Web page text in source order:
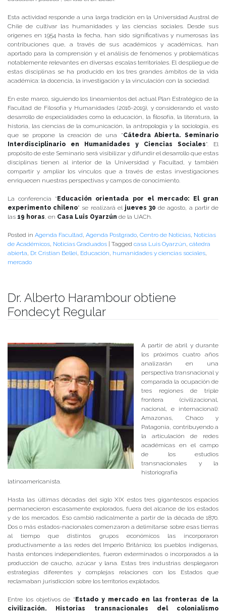
Esta actividad responde a una larga tradición en la Universidad Austral de
Chile de cultivar las humanidades y las ciencias sociales. Desde sus
orígenes en 1954 hasta la fecha, han sido significativas y numerosas las
contribuciones que, a través de sus académicos y académicas, han
aportado para la comprensión y el análisis de fenómenos y problemáticas
notablemente relevantes en diversas escalas territoriales. El despliegue de
estas disciplinas se ha producido en los tres grandes ámbitos de la vida
académica: la docencia, la investigación y la vinculación con la sociedad.
En este marco, siguiendo los lineamientos del actual Plan Estratégico de la
Facultad de Filosofía y Humanidades (2016-2019), y considerando el vasto
desarrollo de especialidades como la educación, la filosofía, la literatura, la
historia, las ciencias de la comunicación, la antropología y la sociología, es
que se propone la creación de una “Cátedra Abierta. Seminario
Interdisciplinario en Humanidades y Ciencias Sociales”. El
propósito de este Seminario será visibilizar y difundir el desarrollo que estas
disciplinas tienen al interior de la Universidad y Facultad, y también
compartir y ampliar los vínculos que a través de estas investigaciones
enriquecen nuestras perspectivas y campos de conocimiento.
La conferencia “ Educación orientada por el mercado: El gran
experimento chileno” se realizará eljueves 30 de agosto, a partir de
las 19 horas, en Casa Luis Oyarzún de la UACh.
Posted in Agenda Facultad, Agenda Postgrado, Centro de Noticias, Noticias
de Académicos, Noticias Graduados Tagged casa Luis Oyarzún, cátedra
abierta, Dr. Cristian Bellei, Educación, humanidades y ciencias sociales,
mercado
Dr. Alberto Harambour obtiene
Fondecyt Regular
A partir de abril y durante
los próximos cuatro años
analizarán en una
perspectiva transnacional y
comparada la ocupación de
tres regiones de triple
frontera (civilizacional,
nacional, e internacional):
Amazonas, Chaco y
Patagonia, contribuyendo a
la articulación de redes
académicas en el campo
de los estudios
transnacionales y la
historiografía
latinoamericanista.
Hasta las últimas décadas del siglo XIX estos tres gigantescos espacios
permanecieron escasamente explorados, fuera del alcance de los estados
y de los mercados. Eso cambió radicalmente a partir de la década de 1870.
Dos o más estados-nacionales comenzaron a delimitarse sobre esas tierras
al tiempo que distintos grupos económicos las incorporaron
productivamente a las redes del Imperio Británico; los pueblos indígenas,
hasta entonces independientes, fueron exterminados o incorporados a la
producción de caucho, azúcar y lana. Estas tres industrias desplegaron
estrategias diferentes y complejas relaciones con los Estados que
reclamaban jurisdicción sobre los territorios explotados.
Entre los objetivos de “ Estado y mercado en las fronteras de la
civilización. Historias transnacionales del colonialismo